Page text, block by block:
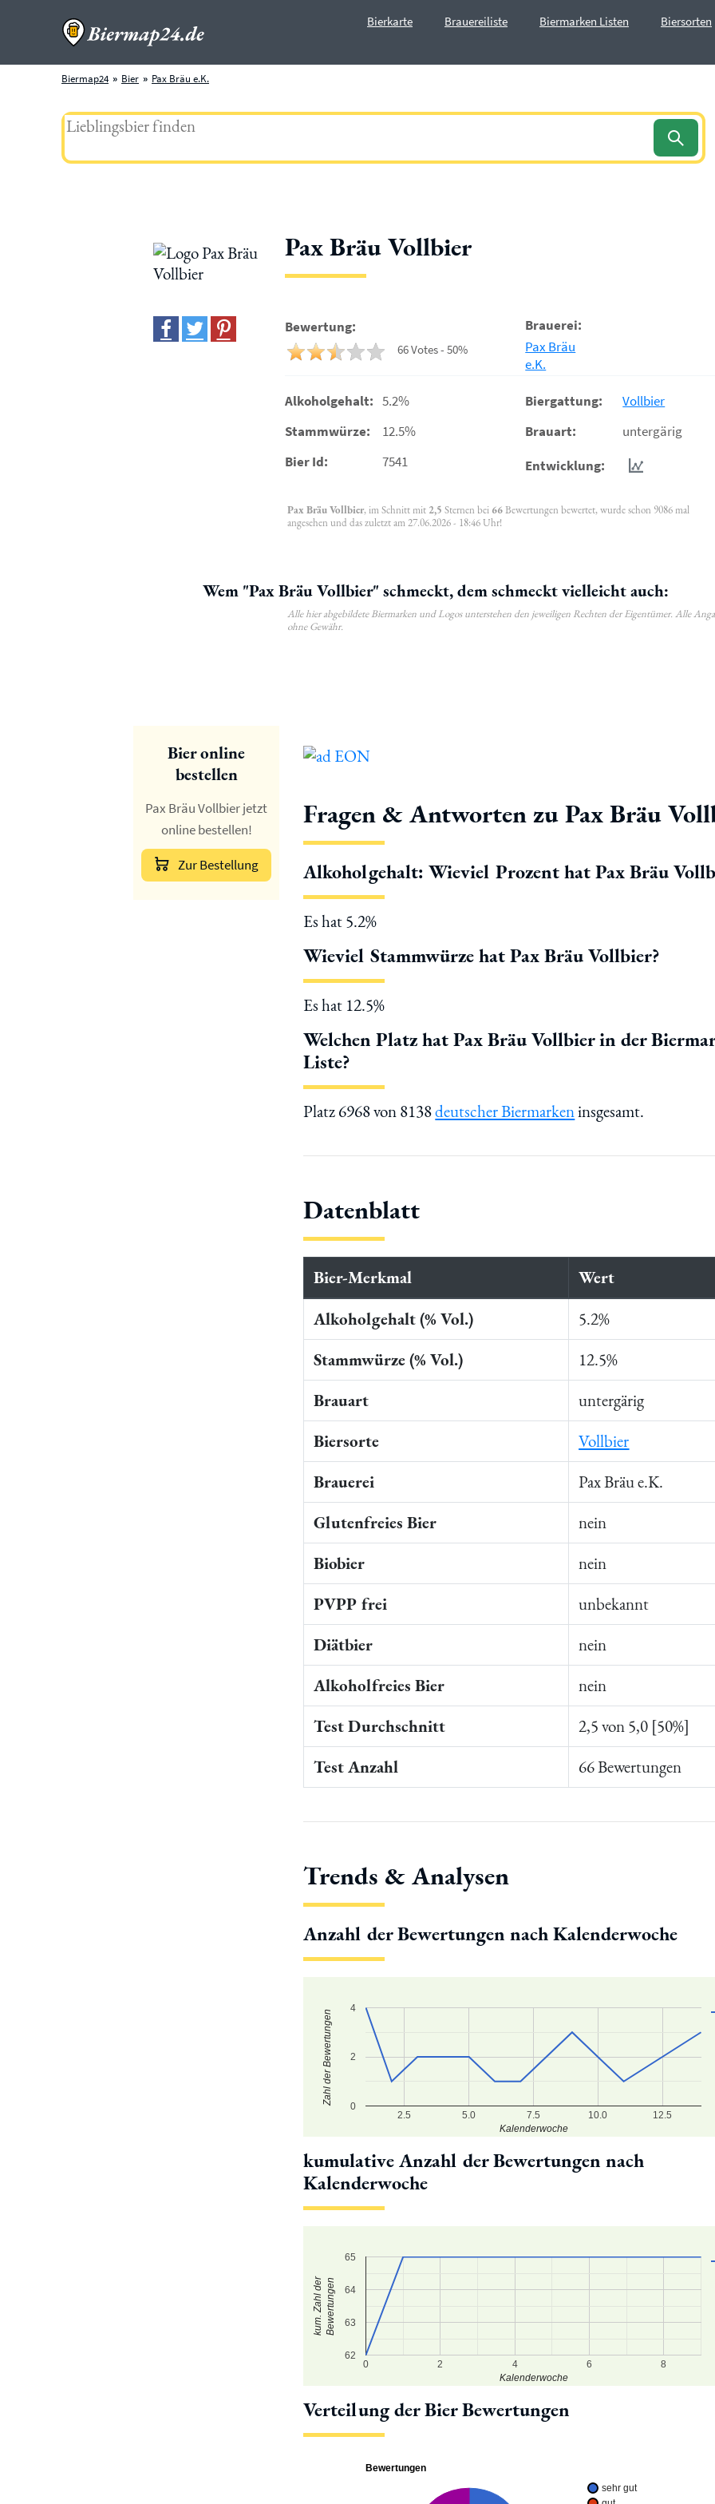
Bierkarte Brauereiliste Biermarken Listen Biersorten
Biermap24 Bier Pax Bräu e.K.
Pax Bräu Vollbier
Bewertung:
66 Votes - 50%
Brauerei:
Pax Bräu
e.K.
Alkoholgehalt: 5.2%
Stammwürze:
12.5%
Bier Id:
7541
Biergattung:
Vollbier
Brauart:
untergärig
Entwicklung:
Pax Bräu Vollbier, im Schnitt mit 2,5 Sternen bei 66Bewertungen bewertet, wurde schon 9086 mal
angesehen und das zuletzt am 27.06.2026 - 18:46 Uhr!
Wem "Pax Bräu Vollbier" schmeckt, dem schmeckt vielleicht auch:
Alle hier abgebildete Biermarken und Logos unterstehen den jeweiligen Rechten der Eigentümer. Alle
ohne Gewähr.
Bier online
bestellen
Pax Bräu Vollbier jetzt
online bestellen!
Zur Bestellung
Fragen & Antworten zu Pax Bräu
Alkoholgehalt: Wieviel Prozent hat Pax Bräu
Es hat 5.2%
Wieviel Stammwürze hat Pax Bräu Vollbier?
Es hat 12.5%
Welchen Platz hat Pax Bräu Vollbier in der
Liste?
Platz 6968 von 8138deutscher Biermarkeninsgesamt.
Datenblatt
Bier-Merkmal
Wert
Alkoholgehalt (% Vol.)
5.2%
Stammwürze (% Vol.)
12.5%
Brauart
untergärig
Biersorte
Vollbier
Brauerei
Pax Bräu e.K.
Glutenfreies Bier
nein
Biobier
nein
PVPP frei
unbekannt
Diätbier
nein
Alkoholfreies Bier
nein
Test Durchschnitt
2,5 von 5,0 [50%]
Test Anzahl
66 Bewertungen
Trends & Analysen
Anzahl der Bewertungen nach Kalenderwoche
2.5 5.0 7.5 10.0 12.5
0
2
4
Kalenderwoche
Zahl der Bewertungen
kumulative Anzahl der Bewertungen nach
Kalenderwoche
0 2 4 6 8
62
63
64
65
Kalenderwoche
kum. Zahl derBewertungen
Verteilung der Bier Bewertungen
Bewertungen
sehr gut